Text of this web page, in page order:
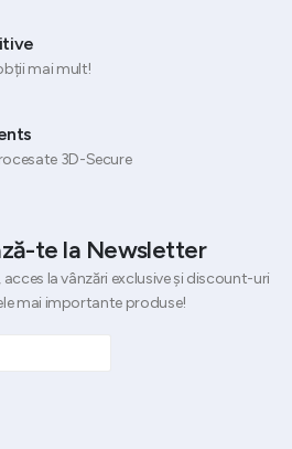
mai mult!
3D-Secure
te la Newsletter
la vânzări exclusive și discount-uri
mai importante produse!